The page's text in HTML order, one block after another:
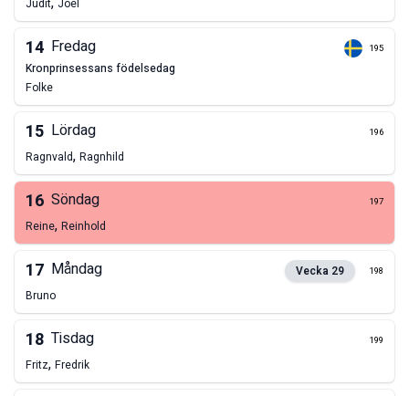
Judit Joel
14 Fredag 195
kronprinsessans födelsedag
Folke
15 Lördag 196
Ragnvald, Ragnhild
16 Söndag 197
Reine, Reinhold
17 Måndag Vecka 29 198
Bruno
18 Tisdag 199
Fritz, Fredrik